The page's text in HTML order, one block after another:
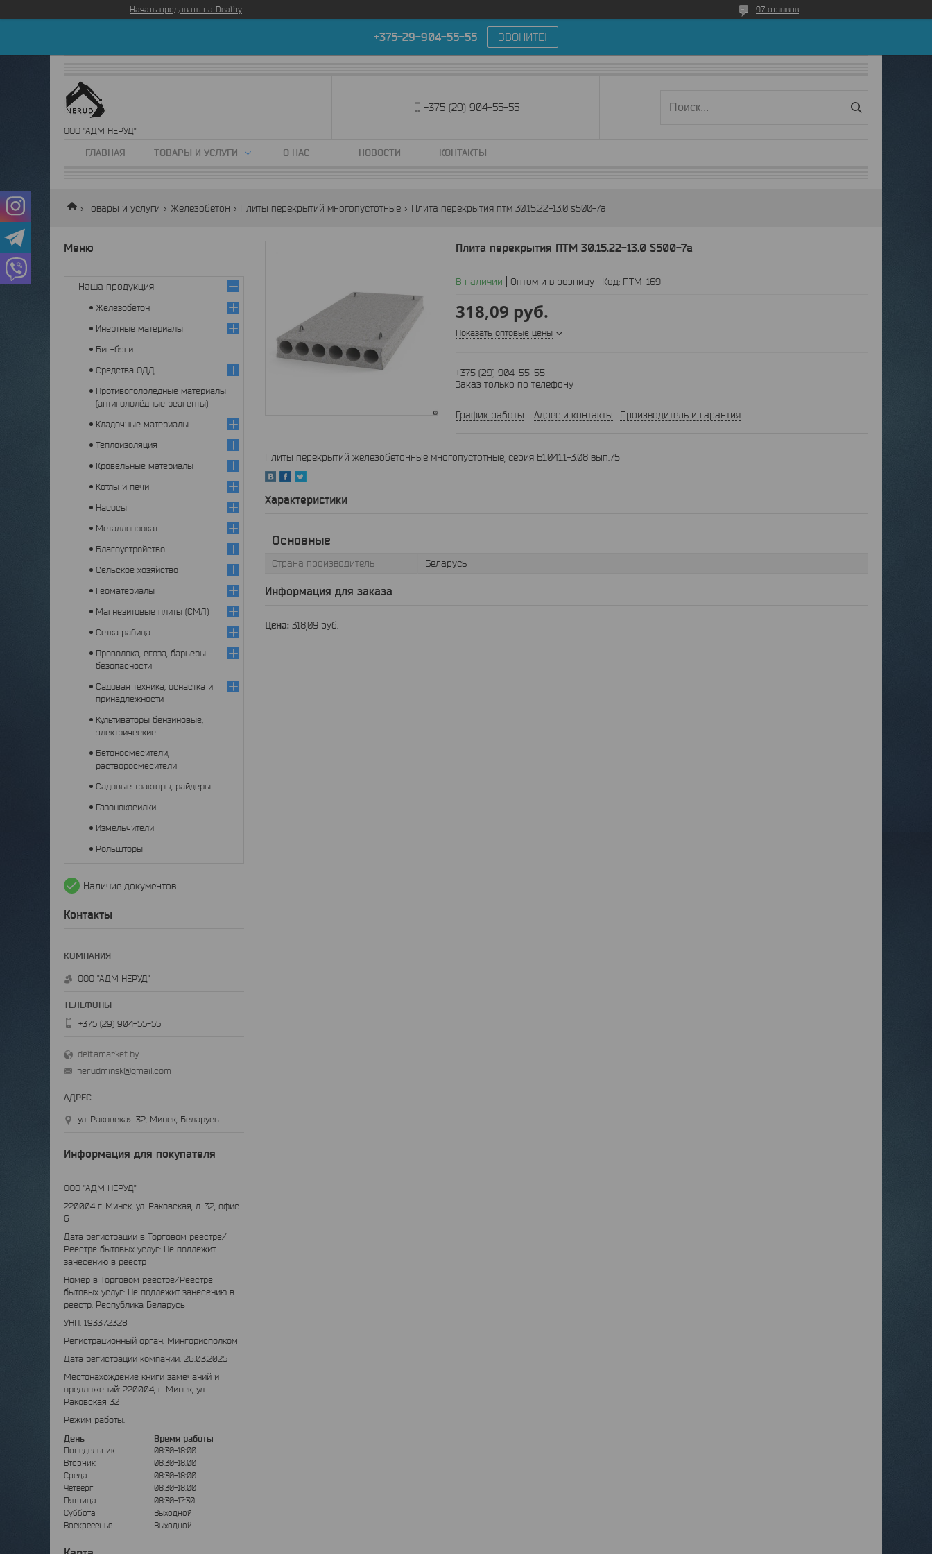
Начать продавать на Deal.by 97 отзывов
+375-29-904-55-55 ЗВОНИТЕ!
ООО "АДМ НЕРУД"
+375 (29) 904-55-55
ГЛАВНАЯ ТОВАРЫ И УСЛУГИ О НАС НОВОСТИ КОНТАКТЫ
Товары и услуги Железобетон Плиты перекрытий многопустотные Плита перекрытия птм 30.15.22-13.0 s500-7а
Плита перекрытия ПТМ 30.15.22-13.0 S500-7а
В наличии Оптом и в розницу Код: ПТМ-169
318,09 руб.
Показать оптовые цены
+375 (29) 904-55-55
Заказ только по телефону
График работы Адрес и контакты Производитель и гарантия
Плиты перекрытий железобетонные многопустотные, серия Б1.041.1-3.08 вып.75
Характеристики
Основные
Страна производитель Беларусь
Информация для заказа
Цена: 318,09 руб.
Наша продукция
Железобетон
Инертные материалы
Биг-бэги
Средства ОДД
Противогололёдные материалы
(антигололёдные реагенты)
Кладочные материалы
Теплоизоляция
Кровельные материалы
Котлы и печи
Насосы
Металлопрокат
Благоустройство
Сельское хозяйство
Геоматериалы
Магнезитовые плиты (СМЛ)
Сетка рабица
Проволока, егоза, барьеры
безопасности
Садовая техника, оснастка и
принадлежности
Культиваторы бензиновые,
электрические
Бетоносмесители,
растворосмесители
Садовые тракторы, райдеры
Газонокосилки
Измельчители
Рольшторы
Наличие документов
Контакты
ООО "АДМ НЕРУД"
+375 (29) 904-55-55
deltamarket.by
nerudminsk@gmail.com
ул. Раковская 32, Минск, Беларусь
Информация для покупателя
ООО "АДМ НЕРУД"
220004 г. Минск, ул. Раковская, д. 32, офис
6
Дата регистрации в Торговом реестре/
Реестре бытовых услуг: Не подлежит
занесению в реестр
Номер в Торговом реестре/Реестре
бытовых услуг: Не подлежит занесению в
реестр, Республика Беларусь
УНП: 193372328
Регистрационный орган: Мингорисполком
Дата регистрации компании: 26.03.2025
Местонахождение книги замечаний и
предложений: 220004, г. Минск, ул.
Раковская 32
Режим работы:
День Время работы
Понедельник
08:30-18:00
Вторник
08:30-18:00
Среда
08:30-18:00
Четверг
08:30-18:00
Пятница
08:30-17:30
Суббота
Выходной
Воскресенье
Выходной